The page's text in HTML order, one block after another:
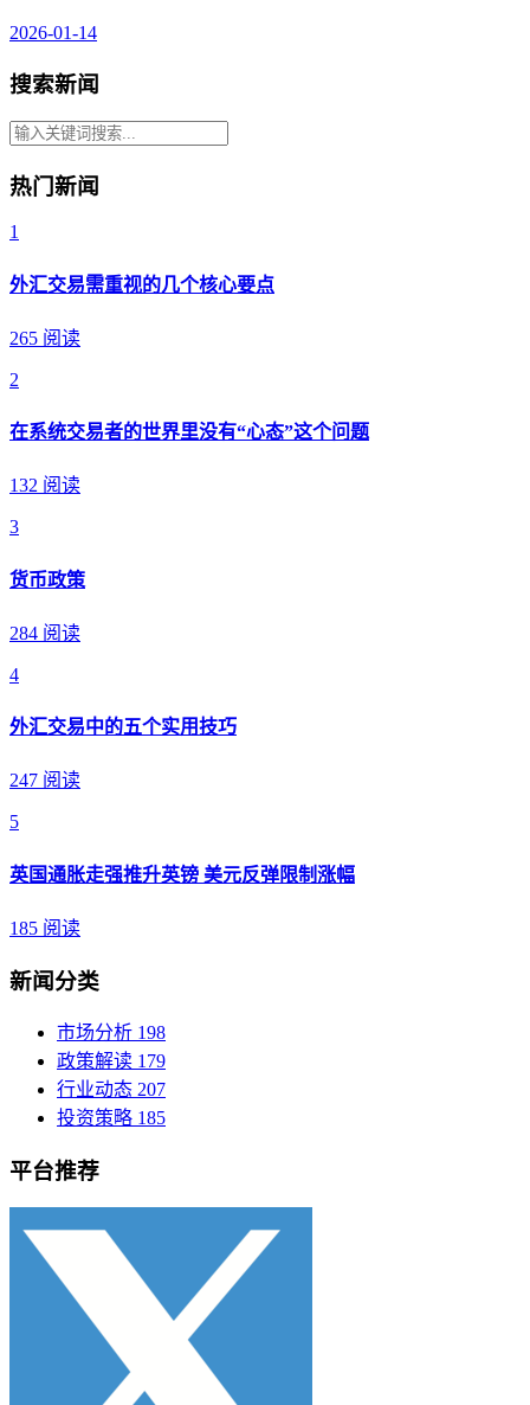
2026-01-14
搜索新闻
热门新闻
1
外汇交易需重视的几个核心要点
265 阅读
2
在系统交易者的世界里没有“心态”这个问题
132 阅读
3
货币政策
284 阅读
4
外汇交易中的五个实用技巧
247 阅读
5
英国通胀走强推升英镑 美元反弹限制涨幅
185 阅读
新闻分类
市场分析 198
政策解读 179
行业动态 207
投资策略 185
平台推荐